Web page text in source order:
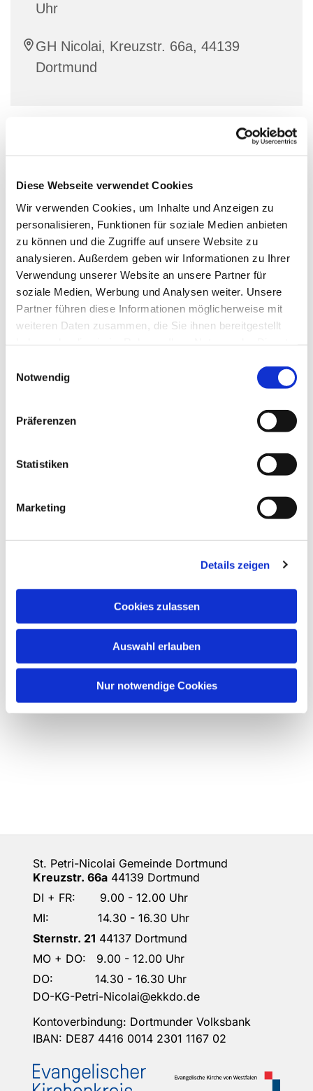
Diese Webseite verwendet Cookies
Wir verwenden Cookies, um Inhalte und Anzeigen zu
personalisieren, Funktionen für soziale Medien anbieten
zu können und die Zugriffe auf unsere Website zu
analysieren. Außerdem geben wir Informationen zu Ihrer
Verwendung unserer Website an unsere Partner für
soziale Medien, Werbung und Analysen weiter. Unsere
Partner führen diese Informationen möglicherweise mit
weiteren Daten zusammen, die Sie ihnen bereitgestellt
Notwendig
Präferenzen
Statistiken
Marketing
Details zeigen
Cookies zulassen
Auswahl erlauben
Nur notwendige Cookies
Uhr
GH Nicolai, Kreuzstr. 66a, 44139
Dortmund
Dies könnte Sie auch
St. Petri-Nicolai Gemeinde Dortmund
Kreuzstr. 66a 44139 Dortmund
DI + FR: 9.00 - 12.00 Uhr
MI: 14.30 - 16.30 Uhr
Sternstr. 21 44137 Dortmund
MO + DO: 9.00 - 12.00 Uhr
DO: 14.30 - 16.30 Uhr
DO-KG-Petri-Nicolai@ekkdo.de
Kontoverbindung: Dortmunder Volksbank
IBAN: DE87 4416 0014 2301 1167 02